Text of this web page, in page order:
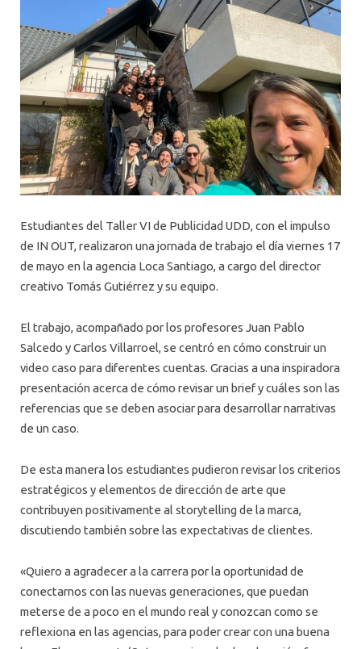
Estudiantes del Taller VI de Publicidad UDD, con el impulso
de IN OUT, realizaron una jornada de trabajo el día viernes 17
de mayo en la agencia Loca Santiago, a cargo del director
creativo Tomás Gutiérrez y su equipo.
El trabajo, acompañado por los profesores Juan Pablo
Salcedo y Carlos Villarroel, se centró en cómo construir un
video caso para diferentes cuentas. Gracias a una inspiradora
presentación acerca de cómo revisar un brief y cuáles son las
referencias que se deben asociar para desarrollar narrativas
de un caso.
De esta manera los estudiantes pudieron revisar los criterios
estratégicos y elementos de dirección de arte que
contribuyen positivamente al storytelling de la marca,
discutiendo también sobre las expectativas de clientes.
«Quiero a agradecer a la carrera por la oportunidad de
conectarnos con las nuevas generaciones, que puedan
meterse de a poco en el mundo real y conozcan como se
reflexiona en las agencias, para poder crear con una buena